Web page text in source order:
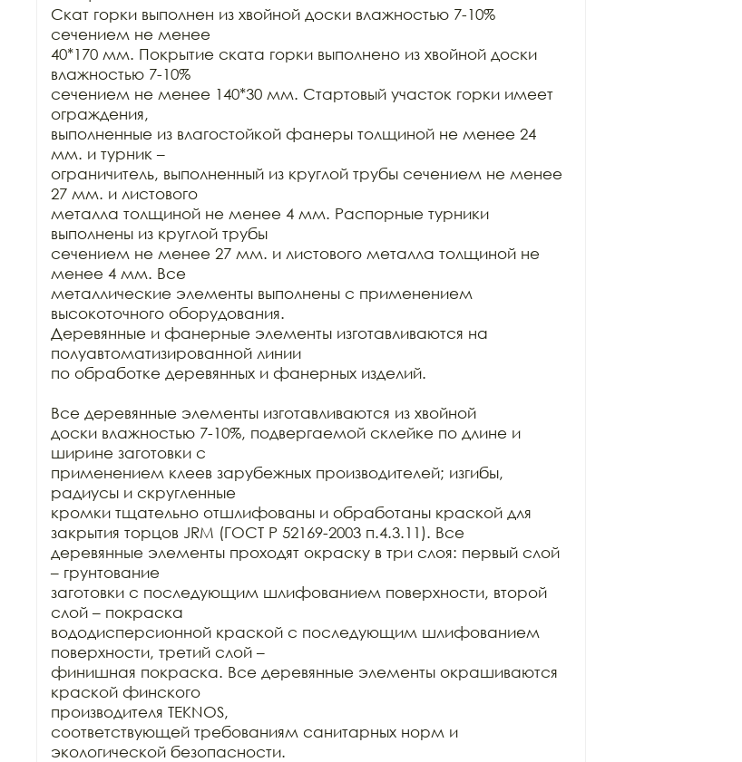
Скат горки выполнен из хвойной доски влажностью 7-10%
сечением не менее
40*170 мм. Покрытие ската горки выполнено из хвойной доски
влажностью 7-10%
сечением не менее 140*30 мм. Стартовый участок горки имеет
ограждения,
выполненные из влагостойкой фанеры толщиной не менее 24
мм. и турник –
ограничитель, выполненный из круглой трубы сечением не менее
27 мм. и листового
металла толщиной не менее 4 мм. Распорные турники
выполнены из круглой трубы
сечением не менее 27 мм. и листового металла толщиной не
менее 4 мм. Все
металлические элементы выполнены с применением
высокоточного оборудования.
Деревянные и фанерные элементы изготавливаются на
полуавтоматизированной линии
по обработке деревянных и фанерных изделий.
Все деревянные элементы изготавливаются из хвойной
доски влажностью 7-10%, подвергаемой склейке по длине и
ширине заготовки с
применением клеев зарубежных производителей; изгибы,
радиусы и скругленные
кромки тщательно отшлифованы и обработаны краской для
закрытия торцов JRM (ГОСТ Р 52169-2003 п.4.3.11). Все
деревянные элементы проходят окраску в три слоя: первый слой
– грунтование
заготовки с последующим шлифованием поверхности, второй
слой – покраска
вододисперсионной краской с последующим шлифованием
поверхности, третий слой –
финишная покраска. Все деревянные элементы окрашиваются
краской финского
производителя TEKNOS,
соответствующей требованиям санитарных норм и
экологической безопасности.